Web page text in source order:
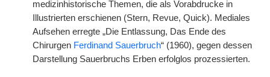
medizinhistorische Themen, die als Vorabdrucke in
Illustrierten erschienen (Stern, Revue, Quick). Mediales
Aufsehen erregte „Die Entlassung, Das Ende des
Chirurgen Ferdinand Sauerbruch“ (1960), gegen dessen
Darstellung Sauerbruchs Erben erfolglos prozessierten.